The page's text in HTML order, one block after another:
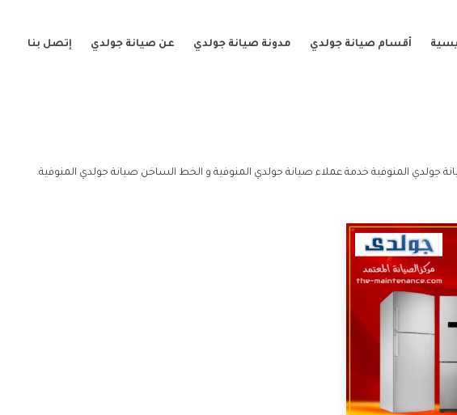
أقسام صيانة جولدي مدونة صيانة جولدي عن صيانة جولدي إتصل بنا
جولدي المنوفية خدمة عملاء صيانة جولدي المنوفية و الخط الساخن صيانة جولدي المنوفية.